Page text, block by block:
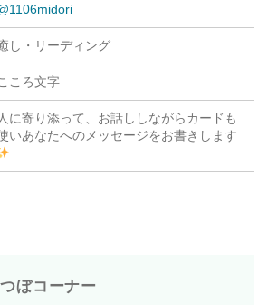
し・リーディング
ころ文字
に寄り添って、お話ししながらカードも
いあなたへのメッセージをお書きします
ぼコーナー